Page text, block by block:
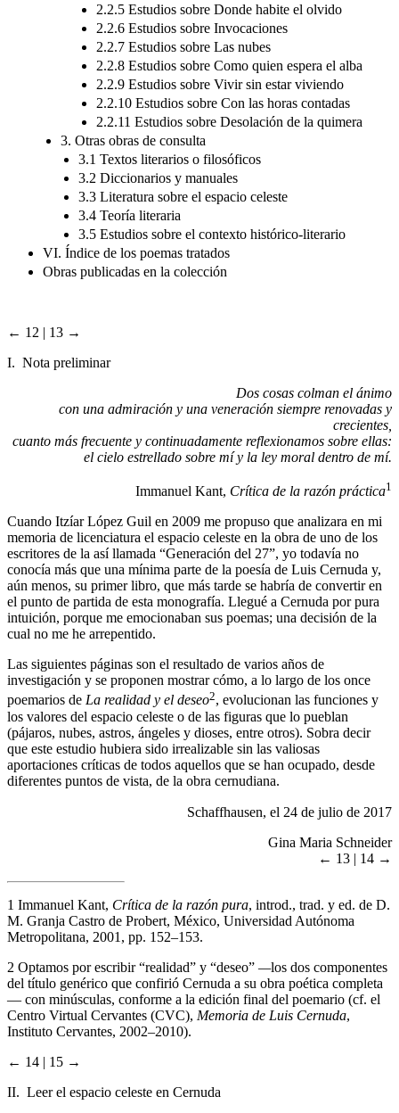
2.2.5 Estudios sobre Donde habite el olvido
2.2.6 Estudios sobre Invocaciones
2.2.7 Estudios sobre Las nubes
2.2.8 Estudios sobre Como quien espera el alba
2.2.9 Estudios sobre Vivir sin estar viviendo
2.2.10 Estudios sobre Con las horas contadas
2.2.11 Estudios sobre Desolación de la quimera
3. Otras obras de consulta
3.1 Textos literarios o filosóficos
3.2 Diccionarios y manuales
3.3 Literatura sobre el espacio celeste
3.4 Teoría literaria
3.5 Estudios sobre el contexto histórico-literario
VI. Índice de los poemas tratados
Obras publicadas en la colección
← 12 | 13 →
I. Nota preliminar
Dos cosas colman el ánimo
con una admiración y una veneración siempre renovadas y
crecientes,
cuanto más frecuente y continuadamente reflexionamos sobre ellas:
el cielo estrellado sobre mí y la ley moral dentro de mí.
Immanuel Kant, Crítica de la razón práctica1
Cuando Itzíar López Guil en 2009 me propuso que analizara en mi
memoria de licenciatura el espacio celeste en la obra de uno de los
escritores de la así llamada “Generación del 27”, yo todavía no
conocía más que una mínima parte de la poesía de Luis Cernuda y,
aún menos, su primer libro, que más tarde se habría de convertir en
el punto de partida de esta monografía. Llegué a Cernuda por pura
intuición, porque me emocionaban sus poemas; una decisión de la
cual no me he arrepentido.
Las siguientes páginas son el resultado de varios años de
investigación y se proponen mostrar cómo, a lo largo de los once
poemarios de La realidad y el deseo2, evolucionan las funciones y
los valores del espacio celeste o de las figuras que lo pueblan
(pájaros, nubes, astros, ángeles y dioses, entre otros). Sobra decir
que este estudio hubiera sido irrealizable sin las valiosas
aportaciones críticas de todos aquellos que se han ocupado, desde
diferentes puntos de vista, de la obra cernudiana.
Schaffhausen, el 24 de julio de 2017
Gina Maria Schneider
← 13 | 14 →
1 Immanuel Kant, Crítica de la razón pura, introd., trad. y ed. de D.
M. Granja Castro de Probert, México, Universidad Autónoma
Metropolitana, 2001, pp. 152–153.
2 Optamos por escribir “realidad” y “deseo” —los dos componentes
del título genérico que confirió Cernuda a su obra poética completa
— con minúsculas, conforme a la edición final del poemario (cf. el
Centro Virtual Cervantes (CVC), Memoria de Luis Cernuda,
Instituto Cervantes, 2002–2010).
← 14 | 15 →
II. Leer el espacio celeste en Cernuda